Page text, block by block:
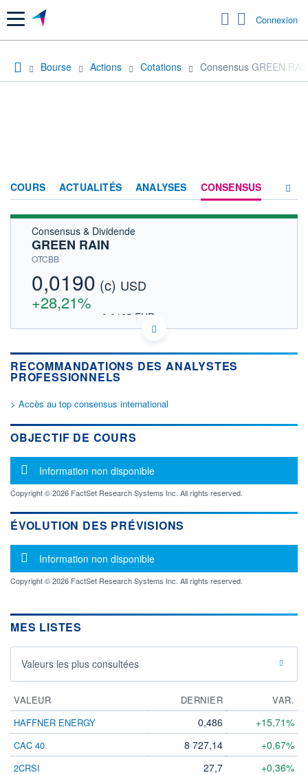
Menu Connexion
Bourse Actions Cotations Consensus GREEN
COURS ACTUALITÉS ANALYSES CONSENSUS
Consensus & Dividende
GREEN RAIN
OTCBB
0,0190 (c) USD
+28,21%
0,0165 EUR
DONNÉES TEMPS DIFFÉRÉ
Politique d'exécution
Cotation sur les autres places
OUVERTURE CLÔTURE VEILLE
0,0190
10 568
VALORISATION
LIMITE À LA
BAISSE
0,0000
LIMITE À LA
HAUSSE
0,0000
RENDEMENT
ESTIMÉ 2026
- -
10.07.25 / 17:31:16
Non éligible
Boursobank
RECOMMANDATIONS DES ANALYSTES
PROFESSIONNELS
> Accès au top consensus international
OBJECTIF DE COURS
Message d'information
Information non disponible
Copyright © 2026 FactSet Research Systems Inc. All rights reserved.
ÉVOLUTION DES PRÉVISIONS
Message d'information
Information non disponible
Copyright © 2026 FactSet Research Systems Inc. All rights reserved.
MES LISTES
Valeurs les plus consultées
VALEUR DERNIER
VAR.
HAFFNER ENERGY
0,486 +15,71%
CAC 40 8 727,14 +0,67%
2CRSI 27,7 +0,36%